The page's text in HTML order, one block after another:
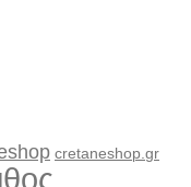
cretaneshop.gr